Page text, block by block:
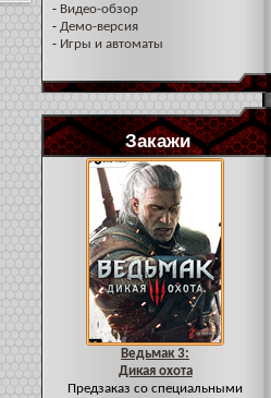
- Видео-обзор
- Демо-версия
- Игры и автоматы
Закажи
Ведьмак 3:
Дикая охота
Предзаказ со специальными